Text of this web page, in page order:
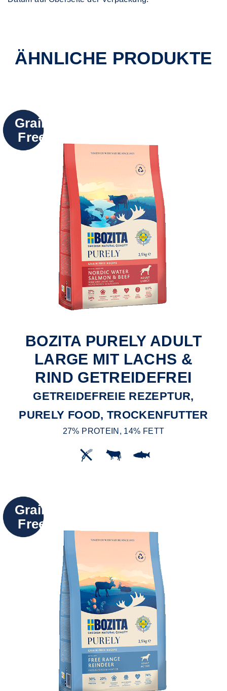
ÄHNLICHE PRODUKTE
Grain
Free
BOZITA PURELY ADULT
LARGE MIT LACHS &
RIND GETREIDEFREI
GETREIDEFREIE REZEPTUR,
PURELY FOOD, TROCKENFUTTER
27% PROTEIN, 14% FETT
Grain
Free